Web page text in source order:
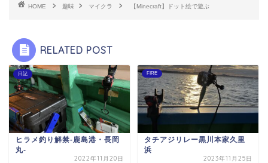
HOME 趣味 マイクラ 【Minecraft】ドット絵で遊ぶ
RELATED POST
日記
ヒラメ釣り解禁-鹿島港・長岡
丸-
2022年11月20日
FIRE
タチアジリレー黒川本家久里
浜
2023年11月25日